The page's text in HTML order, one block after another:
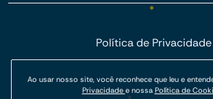
Política de Privacidade
Política de Cookies
© Kombi Agência Digital
Ao usar nosso site, você reconhece que leu e
Privacidade e nossa Política de